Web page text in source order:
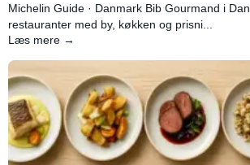
Michelin Guide · Danmark Bib Gourmand i
restauranter med by, køkken og prisni...
Læs mere →